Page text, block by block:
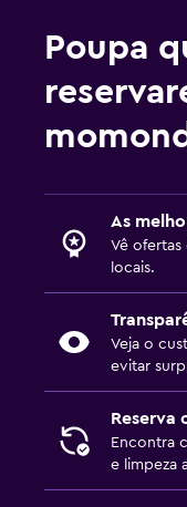
Poupa
As
Vê ofertas
locais.
Veja o
evitar
Reserva
Encontra
e limpeza